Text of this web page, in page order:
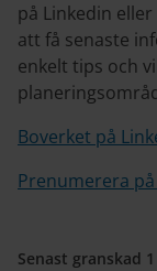
på Linkedin
att få senaste
enkelt tips och
Boverket på
Prenumerera
Senast granskad